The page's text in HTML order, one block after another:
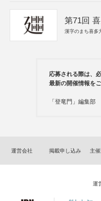
第71回
漢字のまち喜多
応募される際は、
最新の開催情報を
「登竜門」編集部
運営会社 掲載申し込み 主
運